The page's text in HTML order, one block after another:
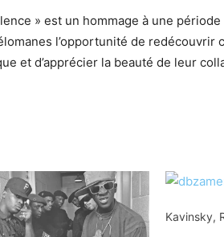
» est un hommage à une
l’opportunité de redécouvrir
et d’apprécier la beauté de leur
Kavinsky,